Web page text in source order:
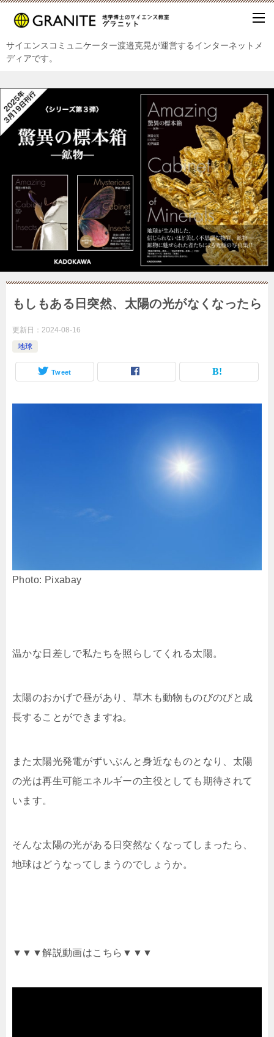
サイエンスコミュニケーター渡邉克晃が運営するインターネットメ
ディアです。
もしもある日突然、太陽の光がなくなったら
更新日： 2024-08-16
地球
Tweet
Photo: Pixabay
温かな日差しで私たちを照らしてくれる太陽。
太陽のおかげで昼があり、草木も動物ものびのびと成
長することができますね。
また太陽光発電がずいぶんと身近なものとなり、太陽
の光は再生可能エネルギーの主役としても期待されて
います。
そんな太陽の光がある日突然なくなってしまったら、
地球はどうなってしまうのでしょうか。
▼▼▼解説動画はこちら▼▼▼